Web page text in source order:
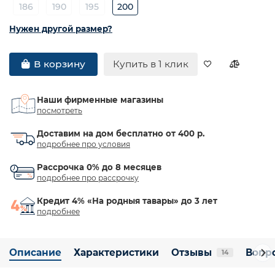
186
190 195 200
Нужен другой размер?
В корзину Купить в 1 клик
Наши фирменные магазины
посмотреть
Доставим на дом бесплатно от 400 р.
подробнее про условия
Рассрочка 0% до 8 месяцев
подробнее про рассрочку
Кредит 4% «На родныя тавары» до 3 лет
подробнее
Описание Характеристики Отзывы 14